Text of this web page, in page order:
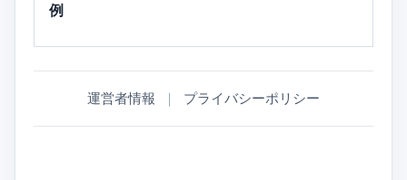
例
運営者情報 ｜ プライバシーポリシー